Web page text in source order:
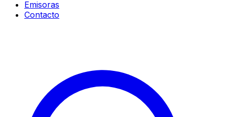
Emisoras
Contacto